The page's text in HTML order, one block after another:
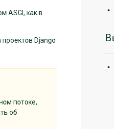
ASGI, как в
Django
потоке,
об